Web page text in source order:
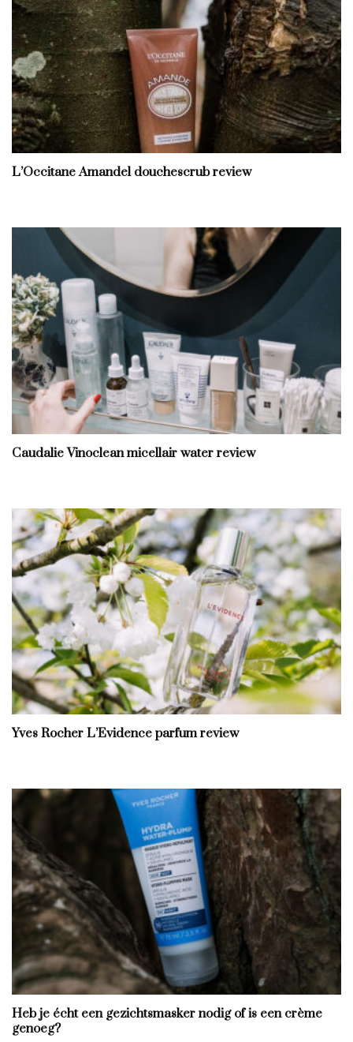
L’Occitane Amandel douchescrub review
Caudalie Vinoclean micellair water review
Yves Rocher L’Evidence parfum review
Heb je écht een gezichtsmasker nodig of is een crème
genoeg?